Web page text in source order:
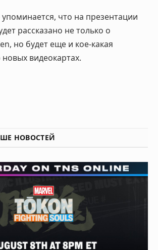
упоминается, что на презентации
рассказано не только о
но будет еще и кое-какая
видеокартах.
НОВОСТЕЙ